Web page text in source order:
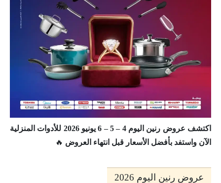
اكتشف عروض رنين اليوم 4 – 5 – 6 يونيو 2026 للأدوات المنزلية
الآن واستفد بأفضل الأسعار قبل انتهاء العروض 🔥
عروض رنين اليوم 2026